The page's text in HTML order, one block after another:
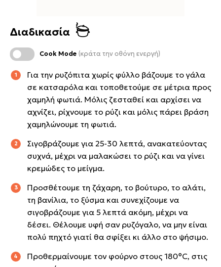
Διαδικασία
Cook Mode (κράτα την οθόνη ενεργή)
Για την ρυζόπιτα χωρίς φύλλο βάζουμε το γάλα
σε κατσαρόλα και τοποθετούμε σε μέτρια προς
χαμηλή φωτιά. Μόλις ζεσταθεί και αρχίσει να
αχνίζει, ρίχνουμε το ρύζι και μόλις πάρει βράση
χαμηλώνουμε τη φωτιά.
Σιγοβράζουμε για 25-30 λεπτά, ανακατεύοντας
συχνά, μέχρι να μαλακώσει το ρύζι και να γίνει
κρεμώδες το μείγμα.
Προσθέτουμε τη ζάχαρη, το βούτυρο, το αλάτι,
τη βανίλια, το ξύσμα και συνεχίζουμε να
σιγοβράζουμε για 5 λεπτά ακόμη, μέχρι να
δέσει. Θέλουμε υφή σαν ρυζόγαλο, να μην είναι
πολύ πηχτό γιατί θα σφίξει κι άλλο στο ψήσιμο.
Προθερμαίνουμε τον φούρνο στους 180°C, στις